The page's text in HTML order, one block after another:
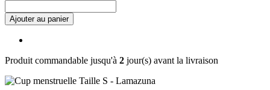
Ajouter au panier
Produit commandable jusqu'à 2 jour(s) avant la livraison